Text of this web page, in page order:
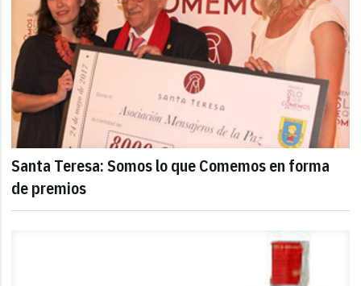
Santa Teresa: Somos lo que Comemos en forma
de premios